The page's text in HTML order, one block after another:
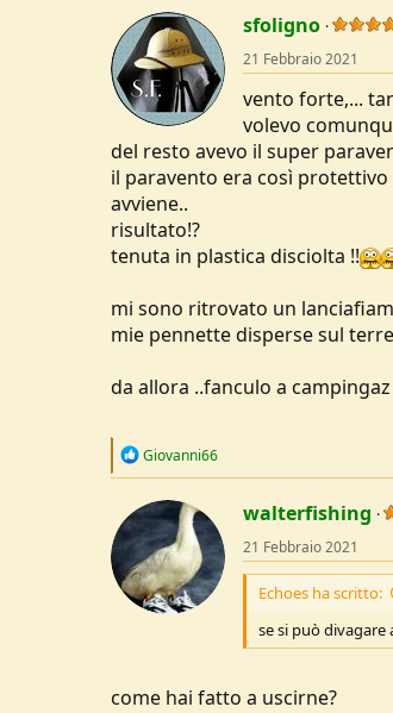
t
i
o
n
s
:
sfoligno
21 Febbraio 2021
vento forte,...
volevo
del resto avevo il super
il paravento era così
avviene..
risultato!?
tenuta in plastica disciolta !!
mi sono ritrovato un
mie pennette disperse sul
da allora ..fanculo a
R
c
o
n
s
Giovanni66
walterfishing
21 Febbraio 2021
Echoes ha scritto:
se si può divagare
come hai fatto a uscirne?